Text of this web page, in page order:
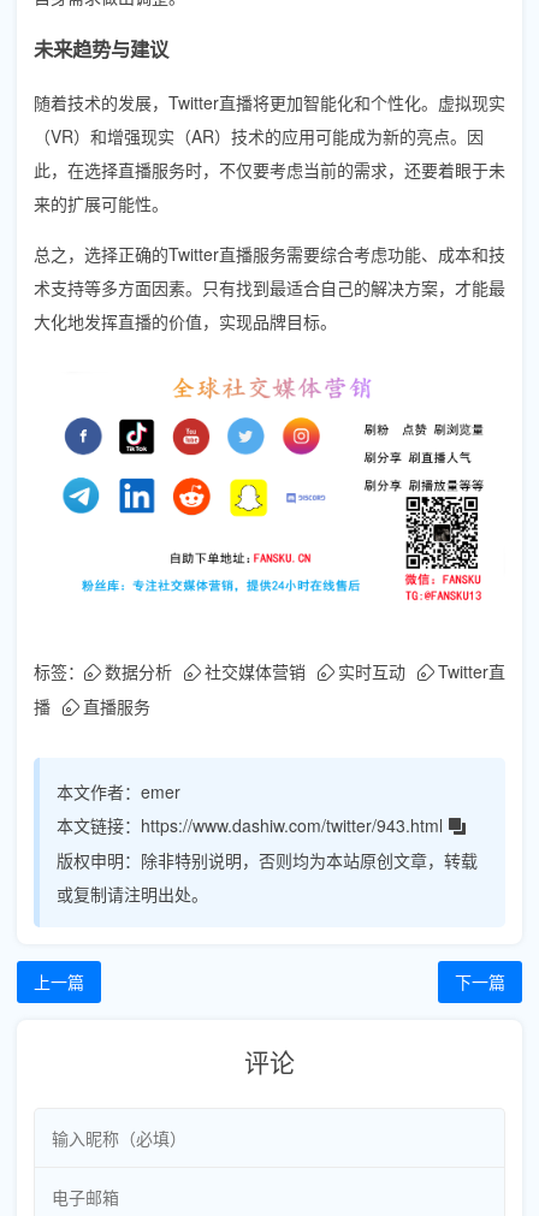
未来趋势与建议
随着技术的发展，Twitter直播将更加智能化和个性化。虚拟现实
（VR）和增强现实（AR）技术的应用可能成为新的亮点。因
此，在选择直播服务时，不仅要考虑当前的需求，还要着眼于未
来的扩展可能性。
总之，选择正确的Twitter直播服务需要综合考虑功能、成本和技
术支持等多方面因素。只有找到最适合自己的解决方案，才能最
大化地发挥直播的价值，实现品牌目标。
标签： 数据分析 社交媒体营销 实时互动
Twitter直
播
直播服务
本文作者： emer
本文链接： https://www.dashiw.com/twitter/943.html
版权申明： 除非特别说明，否则均为本站原创文章，转载
或复制请注明出处。
上一篇 下一篇
评论